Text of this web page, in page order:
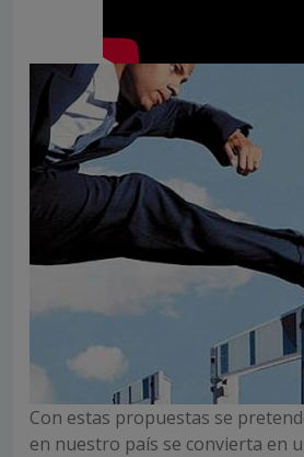
Con estas propuestas se
en nuestro país se convierta en